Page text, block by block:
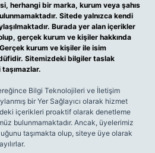
herhangi bir marka, kurum veya şahıs
Sitede yalnızca kendi
Burada yer alan içerikler
gerçek kurum ve kişiler hakkında
kurum ve kişiler ile isim
Sitemizdeki bilgiler taslak
Bilgi Teknolojileri ve İletişim
bir Yer Sağlayıcı olarak hizmet
içerikleri proaktif olarak denetleme
bulunmamaktadır. Ancak, üyelerimiz
taşımakta olup, siteye üye olarak